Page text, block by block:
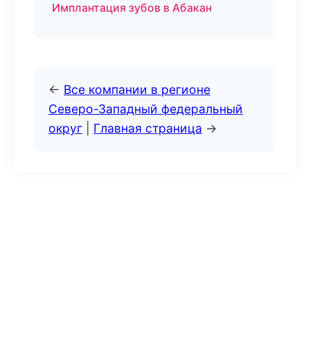
Имплантация зубов в Абакан
← Все компании в регионе
Северо-Западный федеральный
округ
Главная страница →